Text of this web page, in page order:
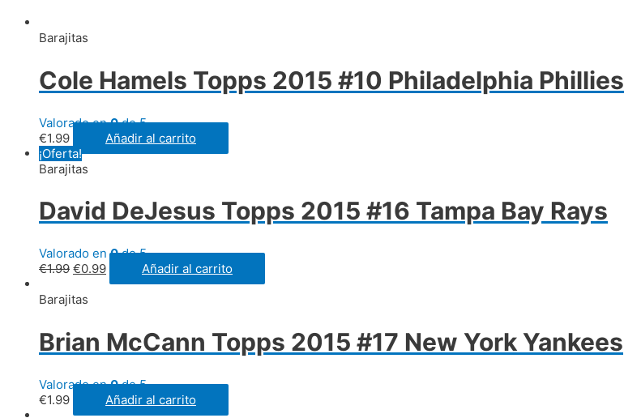
Barajitas
Cole Hamels Topps 2015 #10 Philadelphia Phillies
Valorado en0de 5
€1.99
Añadir al carrito
¡Oferta!
Barajitas
David DeJesus Topps 2015 #16 Tampa Bay Rays
Valorado en0de 5
€1.99 €0.99
Añadir al carrito
Barajitas
Brian McCann Topps 2015 #17 New York Yankees
Valorado en0de 5
€1.99 Añadir al carrito